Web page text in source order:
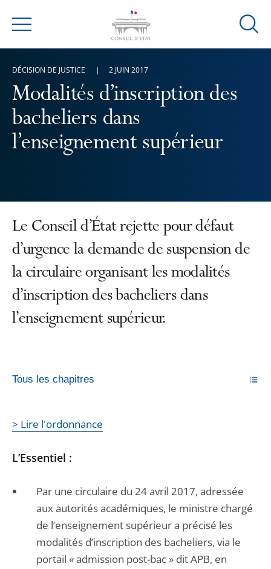
Menu
Ouvrir
Modalités d’inscription des
bacheliers dans
l’enseignement supérieur
DÉCISION DE JUSTICE 2 JUIN 2017
Le Conseil d’État rejette pour défaut
d’urgence la demande de suspension de
la circulaire organisant les modalités
d’inscription des bacheliers dans
l’enseignement supérieur.
Tous les chapitres
> Lire l'ordonnance
L’Essentiel :
Par une circulaire du 24 avril 2017, adressée
aux autorités académiques, le ministre chargé
de l’enseignement supérieur a précisé les
modalités d’inscription des bacheliers, via le
portail « admission post-bac » dit APB, en